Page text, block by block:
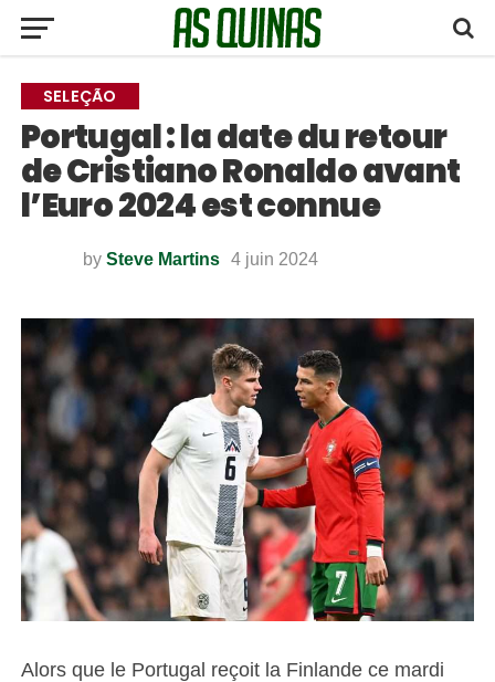
SELEÇÃO
Portugal : la date du retour
de Cristiano Ronaldo avant
l’Euro 2024 est connue
by Steve Martins 4 juin 2024
Alors que le Portugal reçoit la Finlande ce mardi